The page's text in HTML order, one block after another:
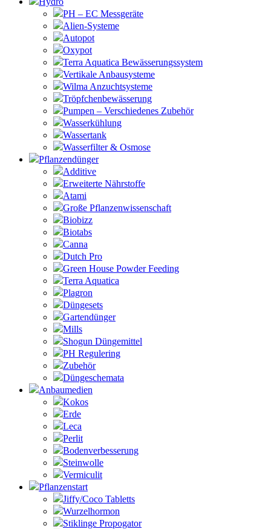
PH – EC Messgeräte
Alien-Systeme
Autopot
Oxypot
Terra Aquatica Bewässerungssystem
Vertikale Anbausysteme
Wilma Anzuchtsysteme
Tröpfchenbewässerung
Pumpen – Verschiedenes Zubehör
Wasserkühlung
Wassertank
Wasserfilter & Osmose
Pflanzendünger
Additive
Erweiterte Nährstoffe
Atami
Große Pflanzenwissenschaft
Biobizz
Biotabs
Canna
Dutch Pro
Green House Powder Feeding
Terra Aquatica
Plagron
Düngesets
Gartendünger
Mills
Shogun Düngemittel
PH Regulering
Zubehör
Düngeschemata
Anbaumedien
Kokos
Erde
Leca
Perlit
Bodenverbesserung
Steinwolle
Vermiculit
Pflanzenstart
Jiffy/Coco Tabletts
Wurzelhormon
Stiklinge Propogator